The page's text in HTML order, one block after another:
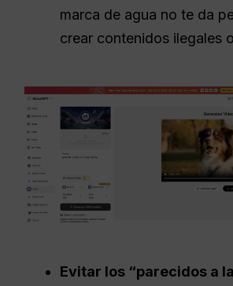
marca de agua no te da
crear contenidos ilegales
Evitar los “parecidos a